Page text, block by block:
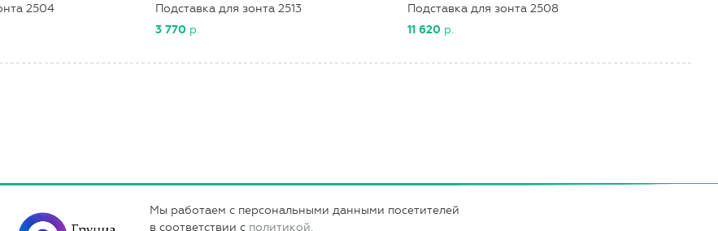
2504
Подставка для зонта 2513
3 770 р.
Подставка для зонта 2508
11 620 р.
Мы работаем с персональными данными посетителей
в соответствии с политикой.